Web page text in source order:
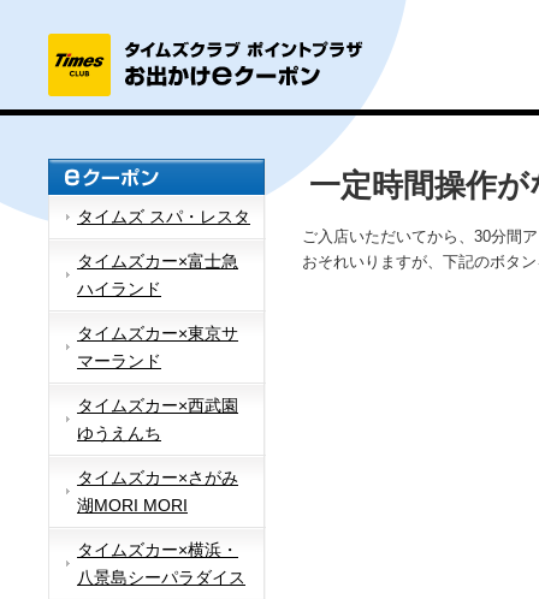
タイムズ スパ・レスタ
タイムズカー×富士急
ハイランド
タイムズカー×東京サ
マーランド
タイムズカー×西武園
ゆうえんち
タイムズカー×さがみ
湖MORI MORI
タイムズカー×横浜・
八景島シーパラダイス
一定時間操作
ご入店いただいてから、30分間
おそれいりますが、下記のボタ